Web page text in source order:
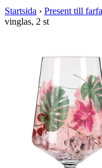
Startsida › Present till
vinglas, 2 st